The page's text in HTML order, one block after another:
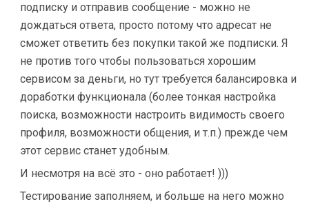
подписку и отправив сообщение - можно не
дождаться ответа, просто потому что адресат не
сможет ответить без покупки такой же подписки. Я
не против того чтобы пользоваться хорошим
сервисом за деньги, но тут требуется балансировка и
доработки функционала (более тонкая настройка
поиска, возможности настроить видимость своего
профиля, возможности общения, и т.п.) прежде чем
этот сервис станет удобным.
И несмотря на всё это - оно работает! )))
Тестирование заполняем, и больше на него можно